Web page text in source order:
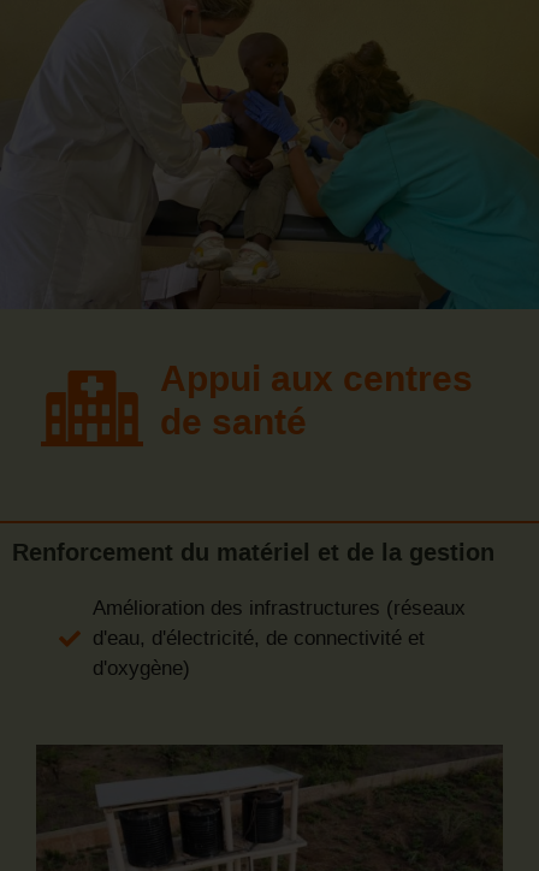
Appui aux centres
de santé
Renforcement du matériel et de la gestion
Amélioration des infrastructures (réseaux
d'eau, d'électricité, de connectivité et
d'oxygène)